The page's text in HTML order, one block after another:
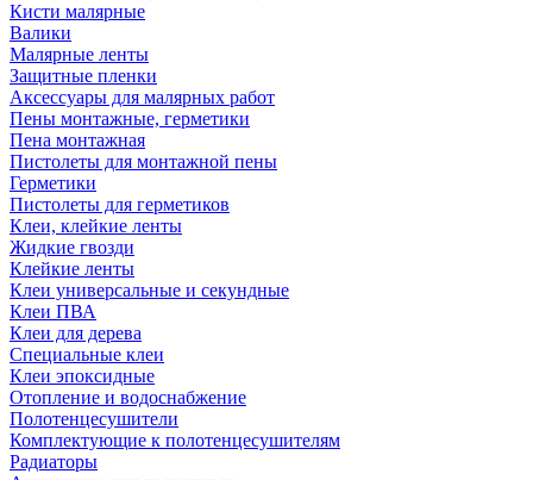
Кисти малярные
Валики
Малярные ленты
Защитные пленки
Аксессуары для малярных работ
Пены монтажные, герметики
Пена монтажная
Пистолеты для монтажной пены
Герметики
Пистолеты для герметиков
Клеи, клейкие ленты
Жидкие гвозди
Клейкие ленты
Клеи универсальные и секундные
Клеи ПВА
Клеи для дерева
Специальные клеи
Клеи эпоксидные
Отопление и водоснабжение
Полотенцесушители
Комплектующие к полотенцесушителям
Радиаторы